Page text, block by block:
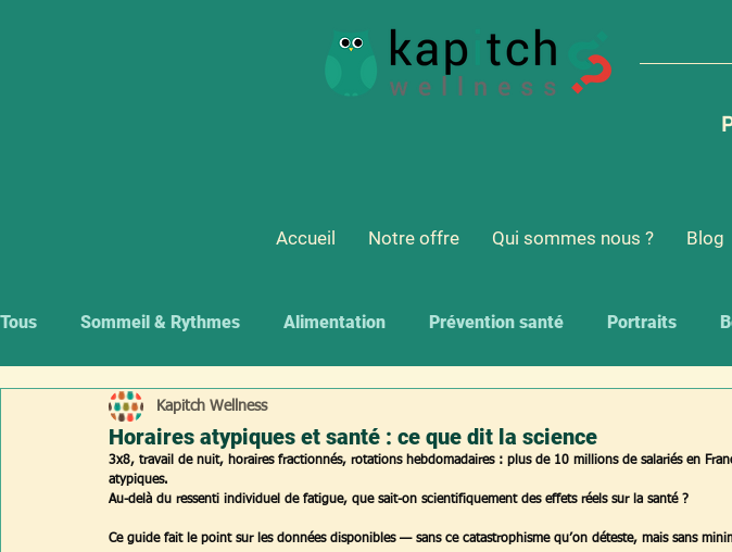
Accueil Notre offre Qui sommes nous ? Blog
Tous Sommeil & Rythmes Alimentation Prévention santé Portraits
Horaires atypiques et santé : ce que dit la science
Kapitch Wellness
3x8, travail de nuit, horaires fractionnés, rotations hebdomadaires : plus de 10 millions de salariés en
atypiques.
Au-delà du ressenti individuel de fatigue, que sait-on scientifiquement des effets réels sur la santé ?
Ce guide fait le point sur les données disponibles — sans ce catastrophisme qu’on déteste, mais sans